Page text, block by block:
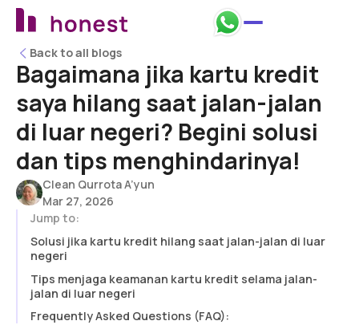
Back to all blogs
Back to all blogs
Bagaimana jika kartu kredit
saya hilang saat jalan-jalan
di luar negeri? Begini solusi
dan tips menghindarinya!
Clean Qurrota A’yun
Mar 27, 2026
Jump to:
Solusi jika kartu kredit hilang saat jalan-jalan di luar
negeri
Tips menjaga keamanan kartu kredit selama jalan-
jalan di luar negeri
Frequently Asked Questions (FAQ):